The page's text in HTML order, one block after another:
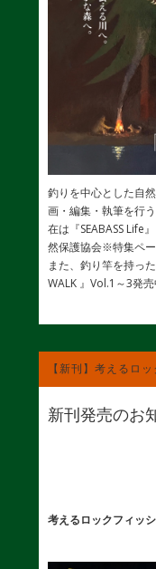
釣りを中心とした自
画・編集・執筆を行
在は『SEABASS Life
然保護協会※特集ペー
また、釣り竿を持っ
WALK 』Vol.1～3発売
【新刊】考えるロ
新刊発売のお
考えるロックフィッ